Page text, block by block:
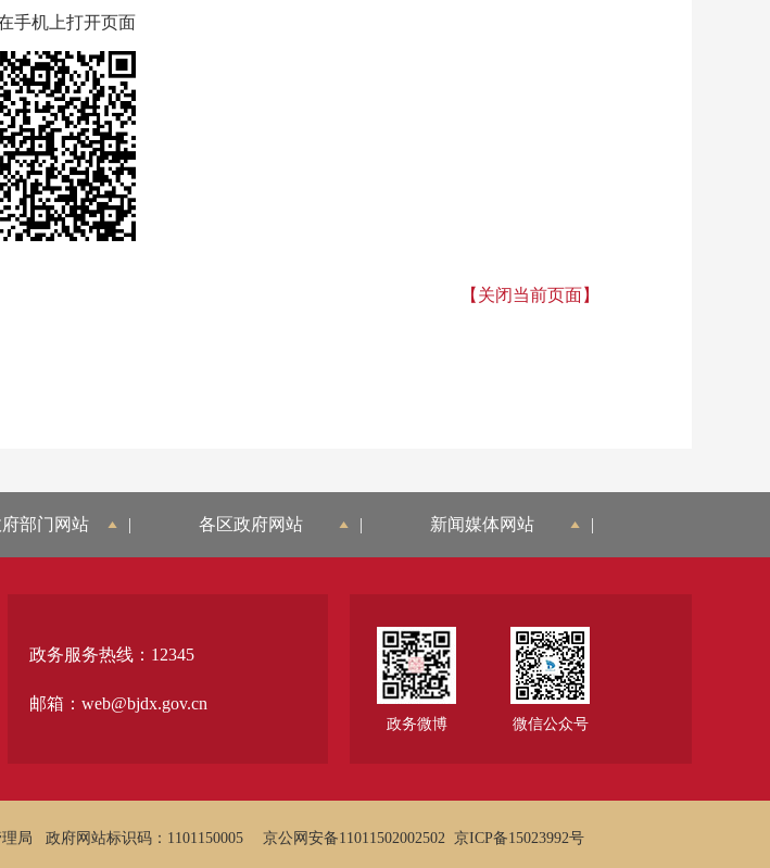
手机上打开页面
【关闭当前页面】
部门网站 | 各区政府网站 | 新闻媒体网站 |
政务服务热线：12345
邮箱：web@bjdx.gov.cn
政务微博 微信公众号
局 政府网站标识码：1101150005 京公网安备11011502002502 京ICP备15023992号